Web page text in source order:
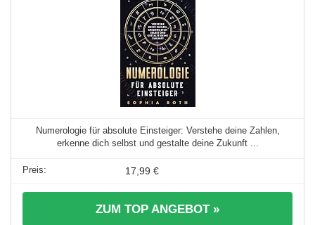
Numerologie für absolute Einsteiger: Verstehe deine Zahlen,
erkenne dich selbst und gestalte deine Zukunft ...
17,99 €
ZUM TOP ANGEBOT »